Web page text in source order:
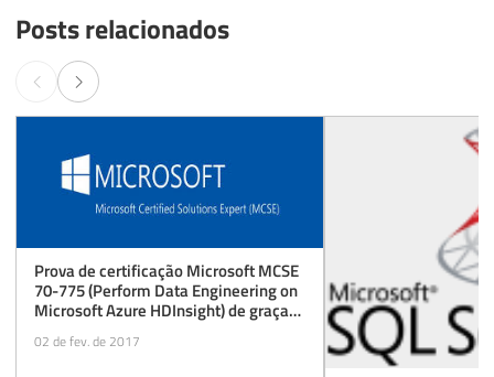
Posts relacionados
Prova de certificação Microsoft MCSE
70-775 (Perform Data Engineering on
Microsoft Azure HDInsight) de graça
(beta) até 31/03/2017
02 de fev. de 2017